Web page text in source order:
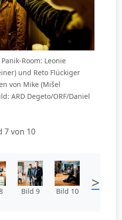
Room: Leonie
und Reto Flückiger
von Mike (Mišel
ARD Degeto/ORF/Daniel
7 von 10
Bild 9 Bild 10 >